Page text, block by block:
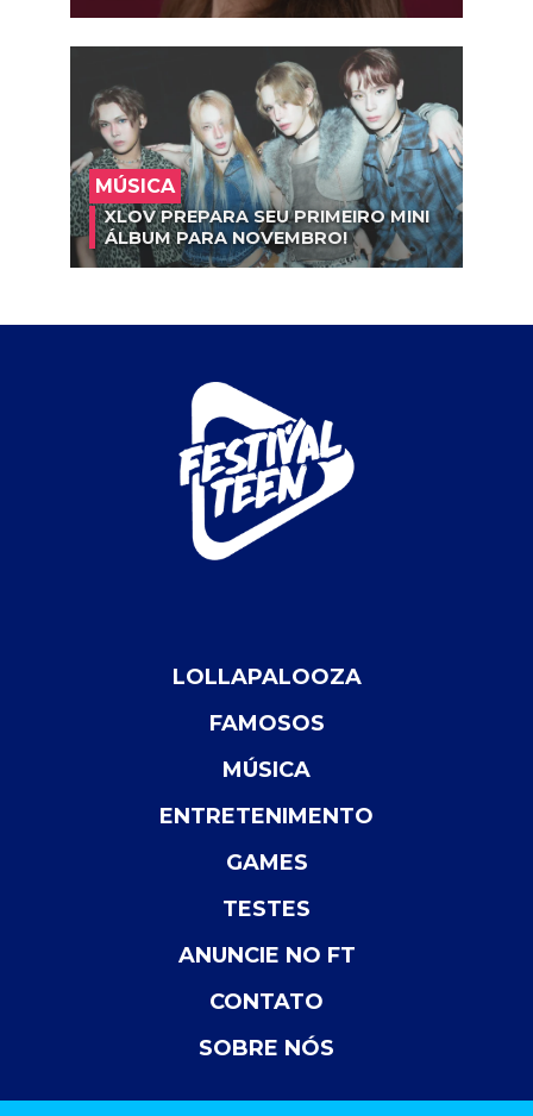
MÚSICA
XLOV PREPARA SEU PRIMEIRO MINI
ÁLBUM PARA NOVEMBRO!
LOLLAPALOOZA
FAMOSOS
MÚSICA
ENTRETENIMENTO
GAMES
TESTES
ANUNCIE NO FT
CONTATO
SOBRE NÓS